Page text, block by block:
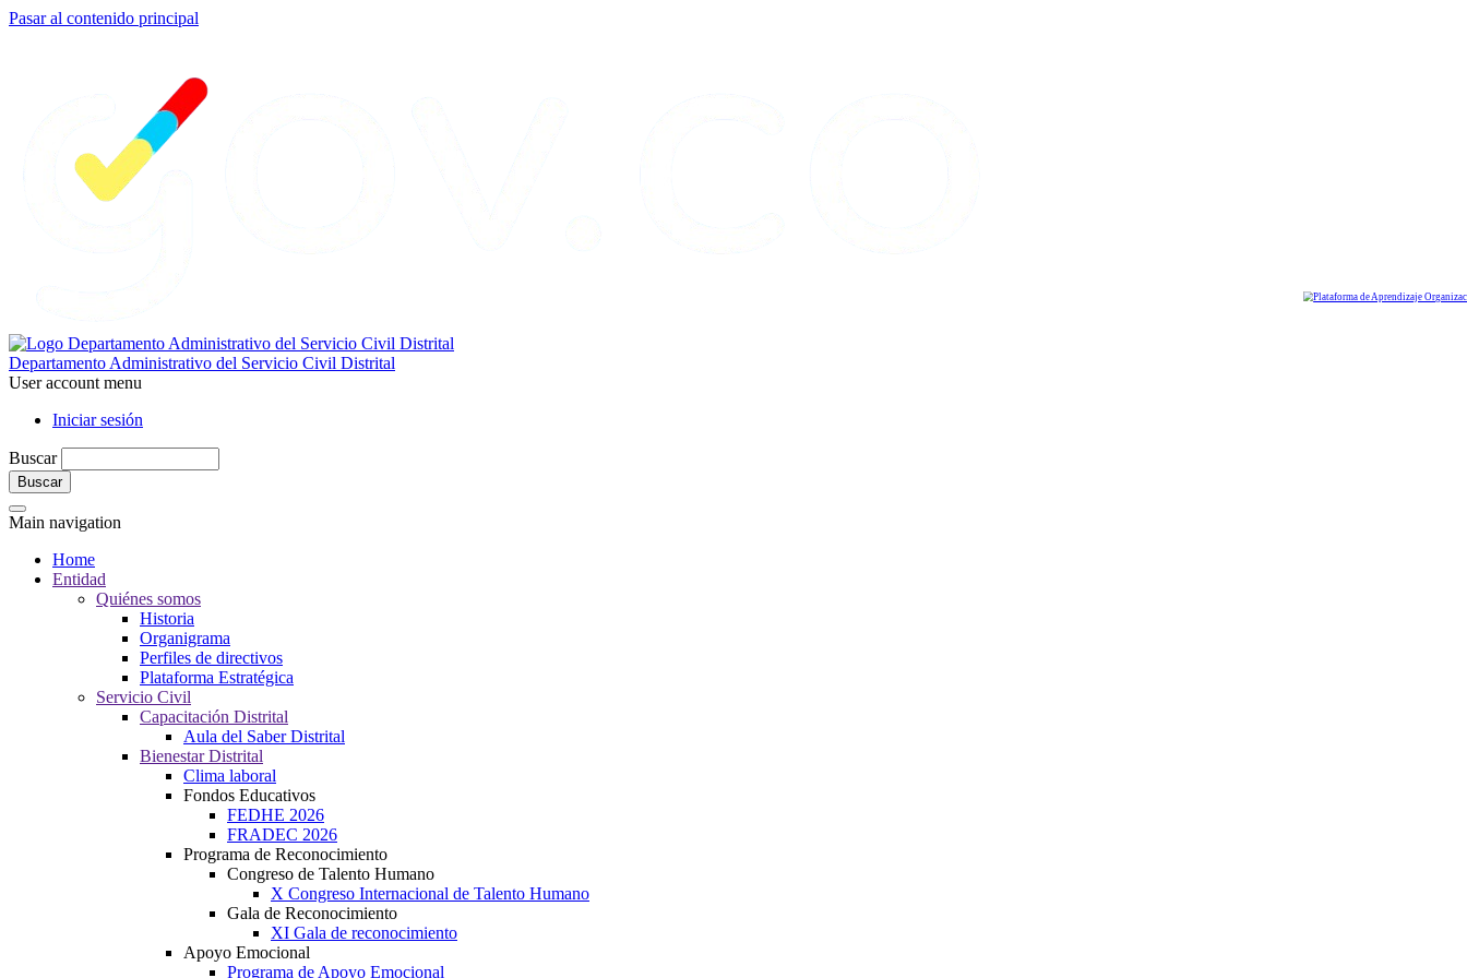
Pasar al contenido principal
Departamento Administrativo del Servicio Civil Distrital
User account menu
Iniciar sesión
Buscar
Main navigation
Home
Entidad
Quiénes somos
Historia
Organigrama
Perfiles de directivos
Plataforma Estratégica
Servicio Civil
Capacitación Distrital
Aula del Saber Distrital
Bienestar Distrital
Clima laboral
Fondos Educativos
FEDHE 2026
FRADEC 2026
Programa de Reconocimiento
Congreso de Talento Humano
X Congreso Internacional de Talento Humano
Gala de Reconocimiento
XI Gala de reconocimiento
Apoyo Emocional
Programa de Apoyo Emocional